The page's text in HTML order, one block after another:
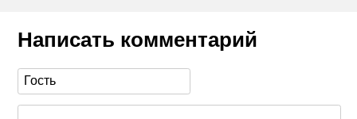
Написать комментарий